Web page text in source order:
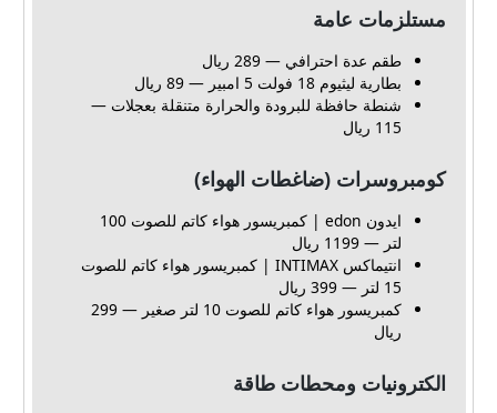
مستلزمات عامة
طقم عدة احترافي — 289 ريال
بطارية ليثيوم 18 فولت 5 امبير — 89 ريال
شنطة حافظة للبرودة والحرارة متنقلة بعجلات —
115 ريال
كومبروسرات (ضاغطات الهواء)
ايدون edon | كمبريسور هواء كاتم للصوت 100
لتر — 1199 ريال
انتيماكس INTIMAX | كمبريسور هواء كاتم للصوت
15 لتر — 399 ريال
كمبريسور هواء كاتم للصوت 10 لتر صغير — 299
ريال
الكترونيات ومحطات طاقة